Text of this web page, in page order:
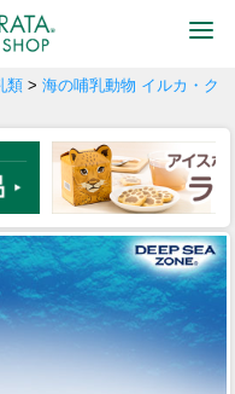
類 > 海の哺乳動物 イルカ・ク